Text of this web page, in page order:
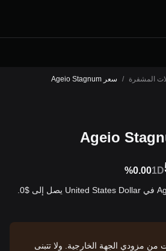
المشفرة / سعر Ageio Stagnum
%0.001D
من مزودي الجهة الخارجية. ولا تتبنى